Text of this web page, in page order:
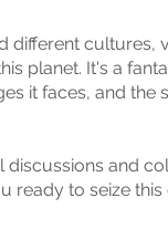
different cultures,
planet. It's a
it faces, and the
discussions and
ready to seize